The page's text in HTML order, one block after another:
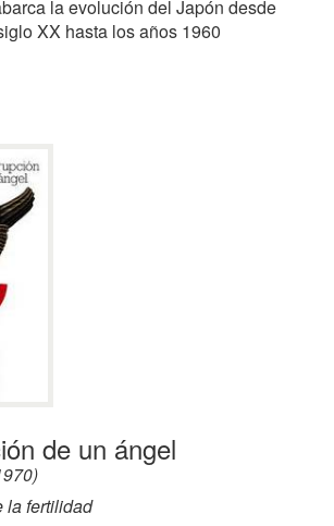
la evolución del Japón desde
XX hasta los años 1960
de un ángel
la fertilidad